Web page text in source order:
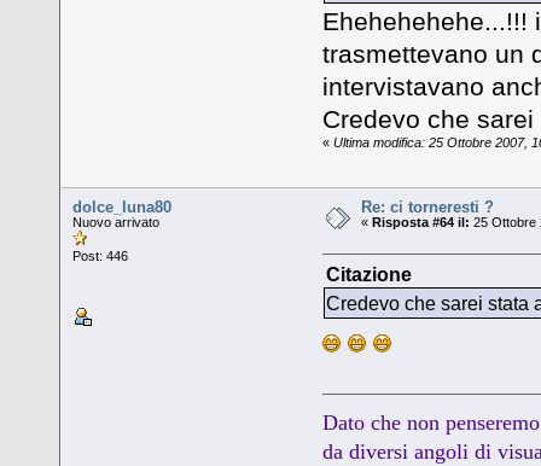
Ehehehehehe...!!!
trasmettevano un
intervistavano
Credevo che
« Ultima modifica: 25 Ottobre 2007,
dolce_luna80
Nuovo arrivato
Post: 446
Re: ci torneresti ?
«Risposta #64 il: 25 Ottobre
Citazione
Credevo che sarei stata
Dato che non
da diversi angoli di